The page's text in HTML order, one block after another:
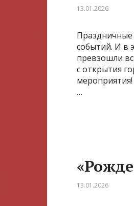
13.01.2026
Праздничные
событий. И в
превзошли
с открытия
…
13.01.2026